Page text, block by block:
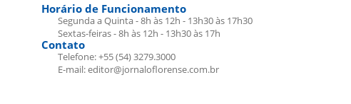
Horário de Funcionamento
Segunda a Quinta - 8h às 12h - 13h30 às 17h30
Sextas-feiras - 8h às 12h - 13h30 às 17h
Contato
Telefone: +55 (54) 3279.3000
E-mail: editor@jornaloflorense.com.br